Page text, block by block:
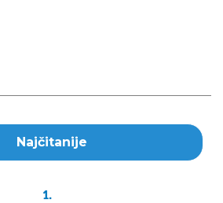
Najčitanije
1.